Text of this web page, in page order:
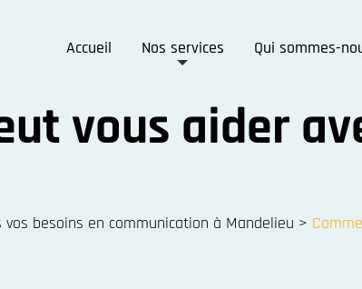
Accueil Nos services Qui sommes-
vous aider
besoins en communication à Mandelieu >